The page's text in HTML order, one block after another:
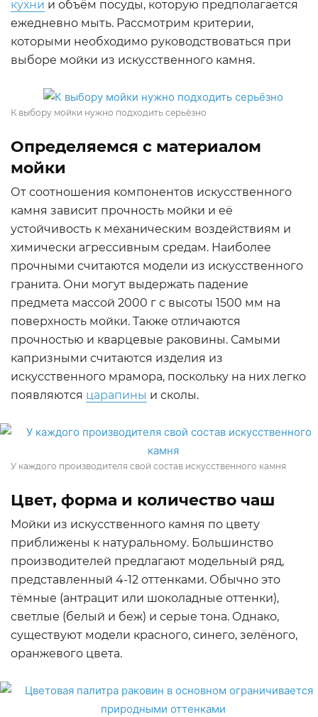
кухни и объём посуды, которую предполагается
ежедневно мыть. Рассмотрим критерии,
которыми необходимо руководствоваться при
выборе мойки из искусственного камня.
К выбору мойки нужно подходить серьёзно
Определяемся с материалом
мойки
От соотношения компонентов искусственного
камня зависит прочность мойки и её
устойчивость к механическим воздействиям и
химически агрессивным средам. Наиболее
прочными считаются модели из искусственного
гранита. Они могут выдержать падение
предмета массой 2000 г с высоты 1500 мм на
поверхность мойки. Также отличаются
прочностью и кварцевые раковины. Самыми
капризными считаются изделия из
искусственного мрамора, поскольку на них легко
появляются царапины и сколы.
У каждого производителя свой состав искусственного камня
Цвет, форма и количество чаш
Мойки из искусственного камня по цвету
приближены к натуральному. Большинство
производителей предлагают модельный ряд,
представленный 4-12 оттенками. Обычно это
тёмные (антрацит или шоколадные оттенки),
светлые (белый и беж) и серые тона. Однако,
существуют модели красного, синего, зелёного,
оранжевого цвета.